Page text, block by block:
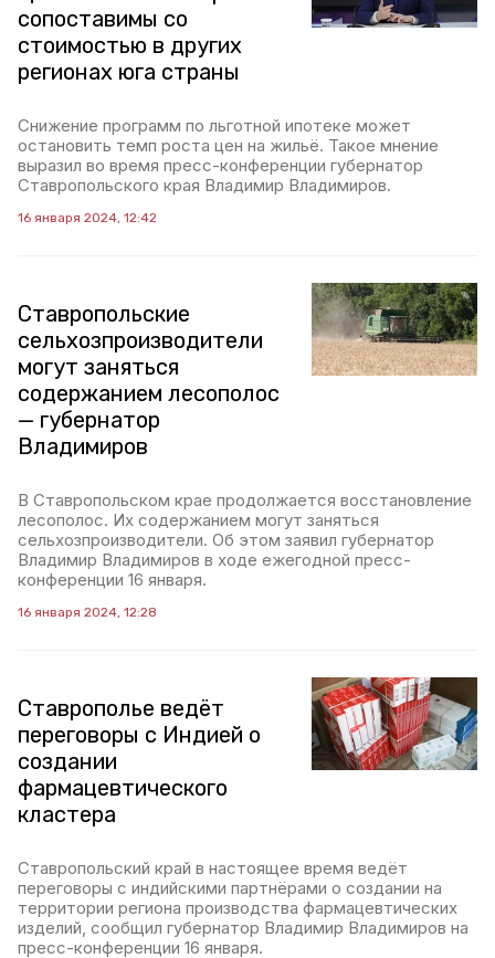
сопоставимы со
стоимостью в других
регионах юга страны
Снижение программ по льготной ипотеке может
остановить темп роста цен на жильё. Такое мнение
выразил во время пресс-конференции губернатор
Ставропольского края Владимир Владимиров.
16 января 2024, 12:42
Ставропольские
сельхозпроизводители
могут заняться
содержанием лесополос
— губернатор
Владимиров
В Ставропольском крае продолжается восстановление
лесополос. Их содержанием могут заняться
сельхозпроизводители. Об этом заявил губернатор
Владимир Владимиров в ходе ежегодной пресс-
конференции 16 января.
16 января 2024, 12:28
Ставрополье ведёт
переговоры с Индией о
создании
фармацевтического
кластера
Ставропольский край в настоящее время ведёт
переговоры с индийскими партнёрами о создании на
территории региона производства фармацевтических
изделий, сообщил губернатор Владимир Владимиров на
пресс-конференции 16 января.